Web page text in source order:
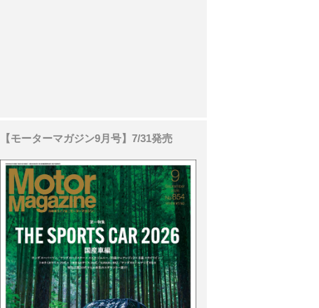
【モーターマガジン9月号】7/31発売